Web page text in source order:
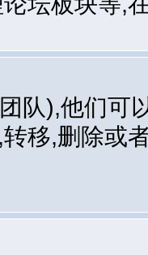
队),他们可
移,删除或